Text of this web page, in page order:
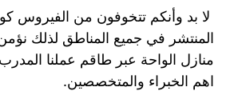
لا بد وأنكم تتخوفون من الفيروس
المنتشر في جميع المناطق لذلك
منازل الواحة عبر طاقم عملنا
اهم الخبراء والمتخصصين.